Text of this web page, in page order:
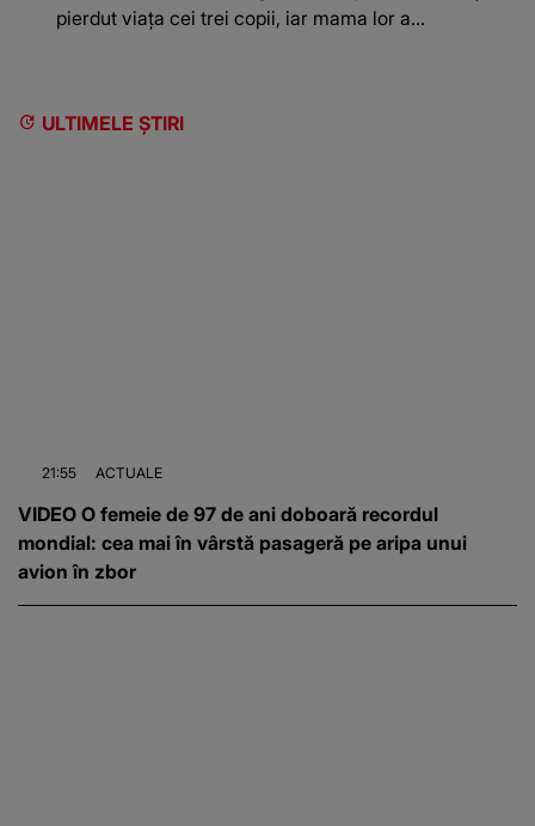
pierdut viața cei trei copii, iar mama lor a…
ULTIMELE ȘTIRI
21:55 ACTUALE
VIDEO O femeie de 97 de ani doboară recordul
mondial: cea mai în vârstă pasageră pe aripa unui
avion în zbor